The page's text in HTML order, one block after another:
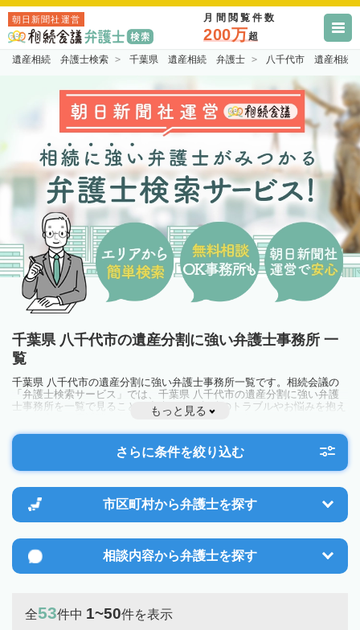
朝日新聞社運営 月間閲覧件数
200万超
遺産相続 弁護士検索 千葉県 遺産相続 弁護士 八千代市 遺産相続
千葉県 八千代市の遺産分割に強い弁護士事務所 一
覧
千葉県 八千代市の遺産分割に強い弁護士事務所一覧です。相続会議の
「弁護士検索サービス」では、千葉県 八千代市の遺産分割に強い弁護
士事務所を一覧で見ることが出来ます。相続のトラブルやお悩みを抱え
ている方は一度近隣の弁護士に相談してみましょう。
もっと見る
さらに条件を絞り込む
市区町村から弁護士を探す
相談内容から弁護士を探す
全53件中 1~50件を表示